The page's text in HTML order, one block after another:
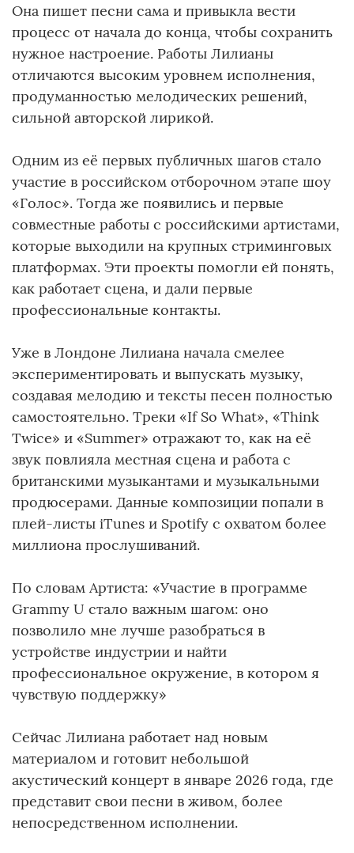
Она пишет песни сама и привыкла вести
процесс от начала до конца, чтобы сохранить
нужное настроение. Работы Лилианы
отличаются высоким уровнем исполнения,
продуманностью мелодических решений,
сильной авторской лирикой.
Одним из её первых публичных шагов стало
участие в российском отборочном этапе шоу
«Голос». Тогда же появились и первые
совместные работы с российскими артистами,
которые выходили на крупных стриминговых
платформах. Эти проекты помогли ей понять,
как работает сцена, и дали первые
профессиональные контакты.
Уже в Лондоне Лилиана начала смелее
экспериментировать и выпускать музыку,
создавая мелодию и тексты песен полностью
самостоятельно. Треки «If So What», «Think
Twice» и «Summer» отражают то, как на её
звук повлияла местная сцена и работа с
британскими музыкантами и музыкальными
продюсерами. Данные композиции попали в
плей-листы iTunes и Spotify с охватом более
миллиона прослушиваний.
По словам Артиста: «Участие в программе
Grammy U стало важным шагом: оно
позволило мне лучше разобраться в
устройстве индустрии и найти
профессиональное окружение, в котором я
чувствую поддержку»
Сейчас Лилиана работает над новым
материалом и готовит небольшой
акустический концерт в январе 2026 года, где
представит свои песни в живом, более
непосредственном исполнении.